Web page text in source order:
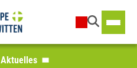
Aktuelles